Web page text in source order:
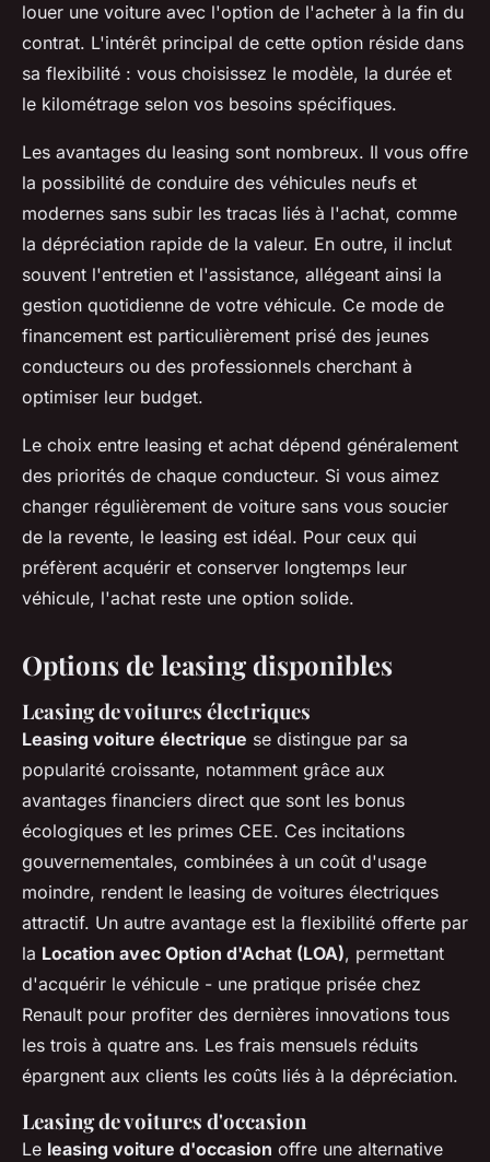
louer une voiture avec l'option de l'acheter à la fin du
contrat. L'intérêt principal de cette option réside dans
sa flexibilité : vous choisissez le modèle, la durée et
le kilométrage selon vos besoins spécifiques.
Les avantages du leasing sont nombreux. Il vous offre
la possibilité de conduire des véhicules neufs et
modernes sans subir les tracas liés à l'achat, comme
la dépréciation rapide de la valeur. En outre, il inclut
souvent l'entretien et l'assistance, allégeant ainsi la
gestion quotidienne de votre véhicule. Ce mode de
financement est particulièrement prisé des jeunes
conducteurs ou des professionnels cherchant à
optimiser leur budget.
Le choix entre leasing et achat dépend généralement
des priorités de chaque conducteur. Si vous aimez
changer régulièrement de voiture sans vous soucier
de la revente, le leasing est idéal. Pour ceux qui
préfèrent acquérir et conserver longtemps leur
véhicule, l'achat reste une option solide.
Options de leasing disponibles
Leasing de voitures électriques
Leasing voiture électrique se distingue par sa
popularité croissante, notamment grâce aux
avantages financiers direct que sont les bonus
écologiques et les primes CEE. Ces incitations
gouvernementales, combinées à un coût d'usage
moindre, rendent le leasing de voitures électriques
attractif. Un autre avantage est la flexibilité offerte par
la Location avec Option d'Achat (LOA), permettant
d'acquérir le véhicule - une pratique prisée chez
Renault pour profiter des dernières innovations tous
les trois à quatre ans. Les frais mensuels réduits
épargnent aux clients les coûts liés à la dépréciation.
Leasing de voitures d'occasion
Le leasing voiture d'occasion offre une alternative